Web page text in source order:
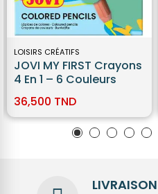
LOISIRS CRÉATIFS
JOVI MY FIRST Crayons
4 En 1 – 6 Couleurs
36,500 TND